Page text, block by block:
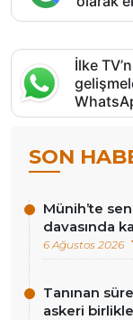
İlke
SON
Münih’te
davasında
6 Ağustos 2026
Tanınan
askeri